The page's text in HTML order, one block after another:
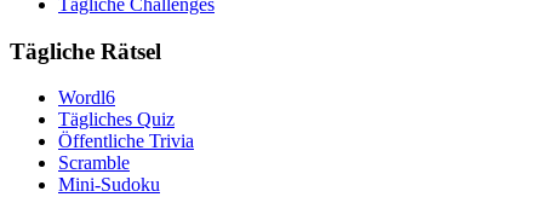
Tägliche Challenges
Tägliche Rätsel
Wordl6
Tägliches Quiz
Öffentliche Trivia
Scramble
Mini-Sudoku